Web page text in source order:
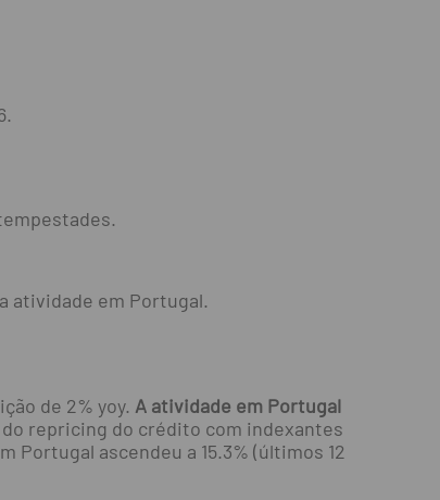
atividade em Portugal.
de 2% yoy. A atividade em Portugal
repricing do crédito com indexantes
ascendeu a 15.3% (últimos 12